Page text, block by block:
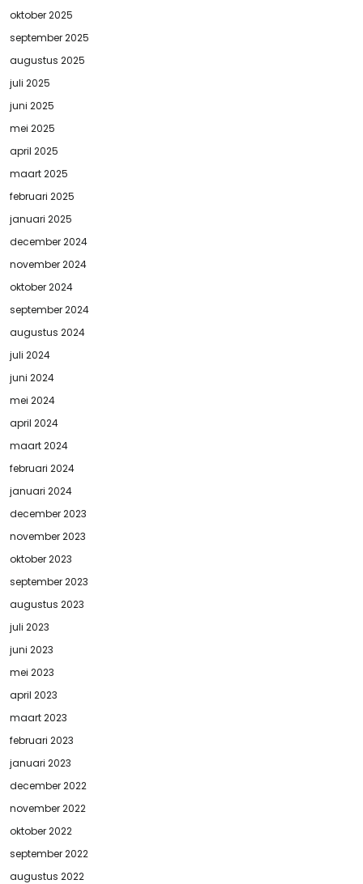
oktober 2025
september 2025
augustus 2025
juli 2025
juni 2025
mei 2025
april 2025
maart 2025
februari 2025
januari 2025
december 2024
november 2024
oktober 2024
september 2024
augustus 2024
juli 2024
juni 2024
mei 2024
april 2024
maart 2024
februari 2024
januari 2024
december 2023
november 2023
oktober 2023
september 2023
augustus 2023
juli 2023
juni 2023
mei 2023
april 2023
maart 2023
februari 2023
januari 2023
december 2022
november 2022
oktober 2022
september 2022
augustus 2022